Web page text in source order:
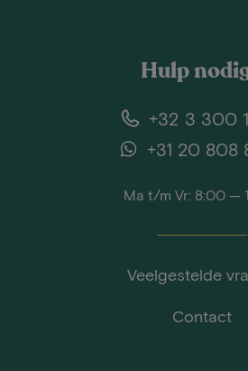
Hulp
+32 3 300
+31 20 808
Ma t/m Vr: 8:00 —
Veelgestelde
Contact